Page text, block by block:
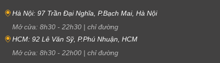
Hà Nội: 97 Trần Đại Nghĩa, P.Bạch Mai, Hà Nội
Mở cửa: 8h30 - 22h30 | chỉ đường
HCM: 92 Lê Văn Sỹ, P.Phú Nhuận, HCM
Mở cửa: 8h30 - 22h00 | chỉ đường